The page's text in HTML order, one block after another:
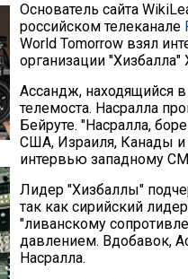
Основатель сайта
российском телеканале
World Tomorrow взял
организации "Хизбалла"
Ассандж, находящийся
телемоста. Насралла
Бейруте. "Насралла,
США, Израиля, Канады и
интервью западному
Лидер "Хизбаллы"
так как сирийский
"ливанскому
давлением. Вдобавок,
Насралла.